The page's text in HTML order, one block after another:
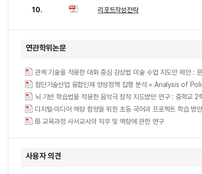
10. 리포트작성전략
연관학위논문
첨단기술산업 융합인재 양성정책 집행 분석 = Analysis
뇌 기반 학습법을 적용한 음악극 창작 지도방안 연구 : 중
디지털·미디어 역량 함양을 위한 초등 국어과 프로젝트 학습 방
IB 교육과정 사서교사의 직무 및 역량에 관한 연구
사용자 의견